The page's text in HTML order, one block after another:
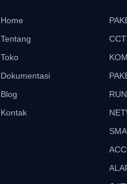
Home
Tentang
Toko
Dokumentasi
Blog
Kontak